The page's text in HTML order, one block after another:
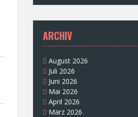
ARCHIV
August 2026
Juli 2026
Juni 2026
Mai 2026
April 2026
März 2026